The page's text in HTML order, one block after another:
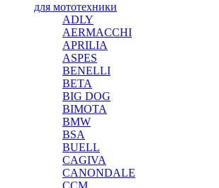
для мототехники
ADLY
AERMACCHI
APRILIA
ASPES
BENELLI
BETA
BIG DOG
BIMOTA
BMW
BSA
BUELL
CAGIVA
CANONDALE
CCM